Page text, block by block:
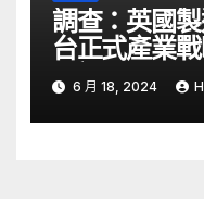
調查：英國
台正式產業
– 文匯報
6 月 18, 2024